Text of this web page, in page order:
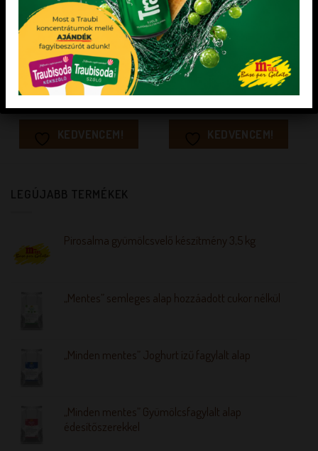
KONCENTRÁTUMOK LAKOSSÁGI KISZERELÉSBEN
„mentes” eper koncentrátum 250 g
Adagolás: 50 g / l Édesítőszerrel
Pálmaolajmentes, vegán, hozzáadott
cukormentes és tejmentes
KEDVENCEM!
KARAMELLEK
Koller Karamell 70% E 150a
Színezésre, ízesíésre
KEDVENCEM!
LEGÚJABB TERMÉKEK
Pirosalma gyümölcsvelő készítmény 3,5 kg
„Mentes” semleges alap hozzáadott cukor nélkül
„Minden mentes” Joghurt ízű fagylalt alap
„Minden mentes” Gyümölcsfagylalt alap
édesítőszerekkel